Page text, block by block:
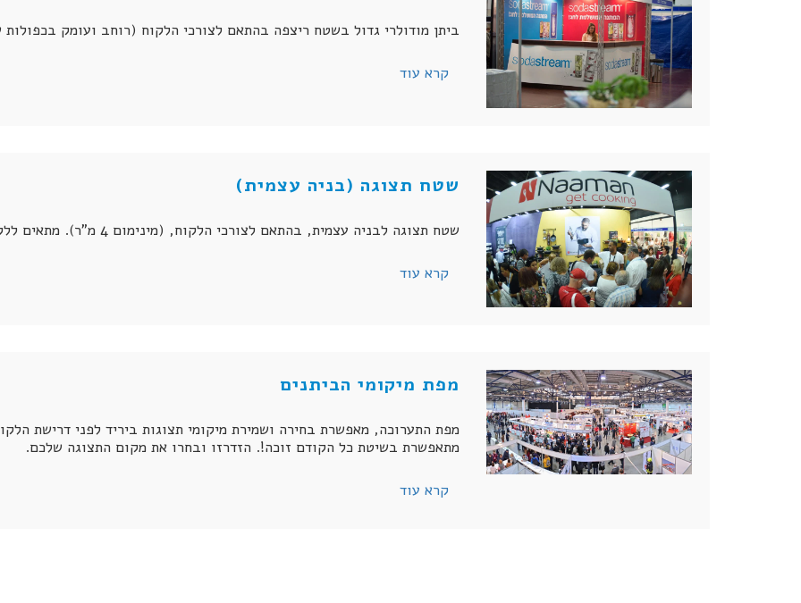
ביתן מודולרי גדול בשטח ריצפה בהתאם לצורכי הלקוח (רוחב ועומק בכפולות של 1 מטר) מתאים לתצוגות גדולות
קרא עוד
שטח תצוגה (בניה עצמית)
שטח תצוגה לבניה עצמית, בהתאם לצורכי הלקוח, (מינימום 4 מ"ר). מתאים ללקוחות הרוצים לייצר נוכחות מרשימה.
קרא עוד
מפת מיקומי הביתנים
מפת התערוכה, מאפשרת בחירה ושמירת מיקומי תצוגות ביריד לפני דרישת
מתאפשרת בשיטת כל הקודם זוכה!. הזדרזו ובחרו את מקום התצוגה שלכם.
קרא עוד